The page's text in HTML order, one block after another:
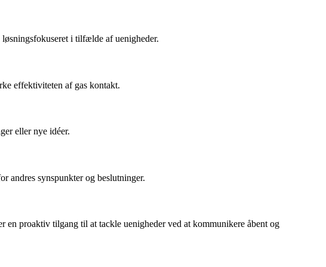
i tilfælde af uenigheder.
effektiviteten af gas kontakt.
eller nye idéer.
andres synspunkter og beslutninger.
en proaktiv tilgang til at tackle uenigheder ved at kommunikere åbent og